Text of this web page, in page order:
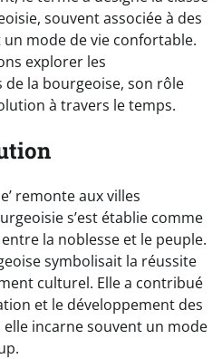
souvent associée à des
mode de vie confortable.
explorer les
la bourgeoise, son rôle
à travers le temps.
remonte aux villes
s’est établie comme
la noblesse et le peuple.
symbolisait la réussite
culturel. Elle a contribué
et le développement des
elle incarne souvent un mode